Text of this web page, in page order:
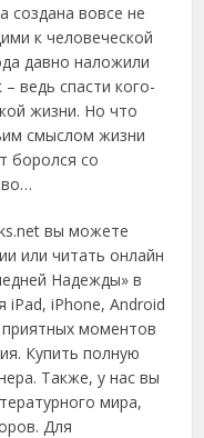
вовсе не
к человеческой
давно наложили
ведь спасти кого-
жизни. Но что
смыслом жизни
боролся со
вы можете
или читать онлайн
Надежды» в
iPhone, Android
приятных моментов
Купить полную
Также, у нас вы
мира,
Для